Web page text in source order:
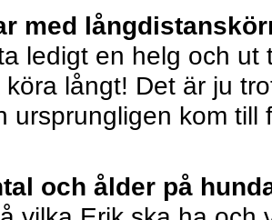
med
ledigt en helg och ut
köra långt! Det är ju
ursprungligen kom till
och ålder på